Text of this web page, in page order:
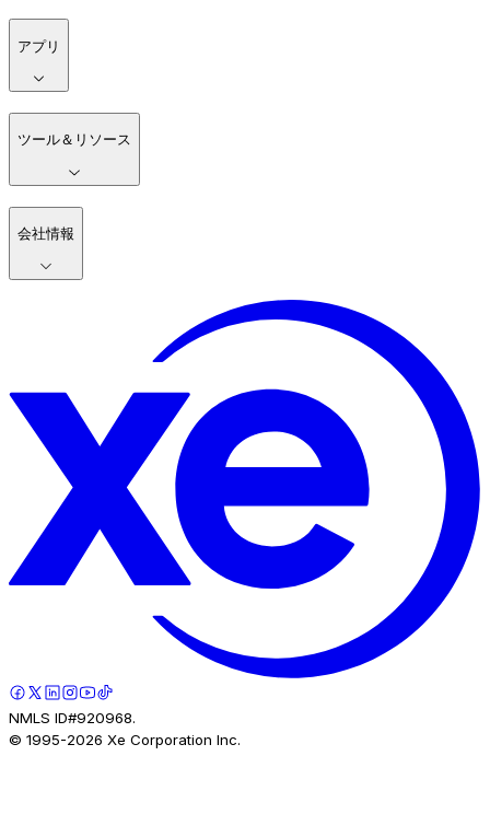
アプリ
ツール＆リソース
会社情報
NMLS ID#920968.
© 1995-2026 Xe Corporation Inc.